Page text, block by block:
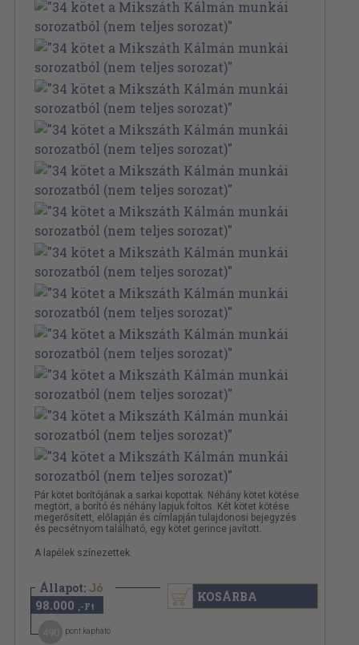
Pár kötet borítójának a sarkai kopottak. Néhány kötet kötése
megtört, a borító és néhány lapjuk foltos. Két kötet kötése
megerősített, előlapján és címlapján tulajdonosi bejegyzés
és pecsétnyom található, egy kötet gerince javított.
A lapélek színezettek.
Állapot: Jó
98.000 ,-Ft
pont kapható
KOSÁRBA